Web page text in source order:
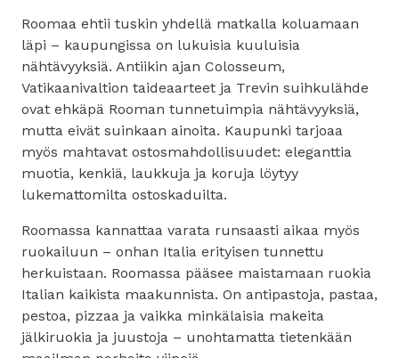
Roomaa ehtii tuskin yhdellä matkalla koluamaan
läpi – kaupungissa on lukuisia kuuluisia
nähtävyyksiä. Antiikin ajan Colosseum,
Vatikaanivaltion taideaarteet ja Trevin suihkulähde
ovat ehkäpä Rooman tunnetuimpia nähtävyyksiä,
mutta eivät suinkaan ainoita. Kaupunki tarjoaa
myös mahtavat ostosmahdollisuudet: eleganttia
muotia, kenkiä, laukkuja ja koruja löytyy
lukemattomilta ostoskaduilta.
Roomassa kannattaa varata runsaasti aikaa myös
ruokailuun – onhan Italia erityisen tunnettu
herkuistaan. Roomassa pääsee maistamaan ruokia
Italian kaikista maakunnista. On antipastoja, pastaa,
pestoa, pizzaa ja vaikka minkälaisia makeita
jälkiruokia ja juustoja – unohtamatta tietenkään